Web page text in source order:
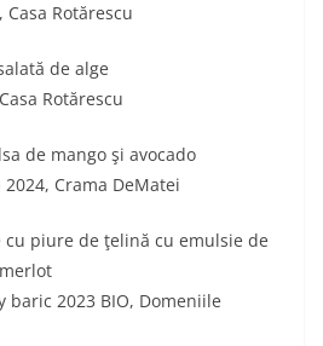
Casa Rotărescu
de alge
Rotărescu
de mango şi avocado
Crama DeMatei
cu piure de ţelină cu emulsie de
baric 2023 BIO, Domeniile